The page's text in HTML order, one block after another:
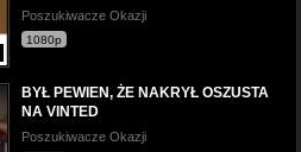
Poszukiwacze Okazji
1080p
BYŁ PEWIEN, ŻE NAKRYŁ OSZUSTA
NA VINTED
Poszukiwacze Okazji